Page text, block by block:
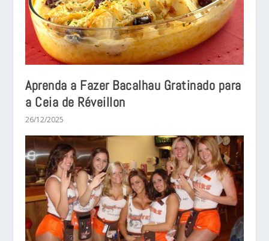
Aprenda a Fazer Bacalhau Gratinado para
a Ceia de Réveillon
26/12/2025